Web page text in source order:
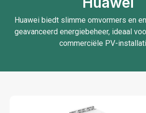
Huawei biedt slimme omvormers en
geavanceerd energiebeheer, ideaal
commerciële PV-